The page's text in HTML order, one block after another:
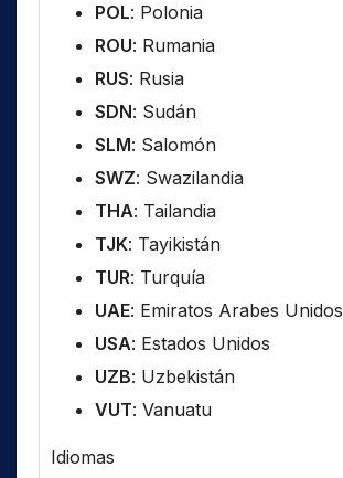
POL: Polonia
ROU: Rumania
RUS: Rusia
SDN: Sudán
SLM: Salomón
SWZ: Swazilandia
THA: Tailandia
TJK: Tayikistán
TUR: Turquía
UAE: Emiratos Arabes Unidos
USA: Estados Unidos
UZB: Uzbekistán
VUT: Vanuatu
Idiomas